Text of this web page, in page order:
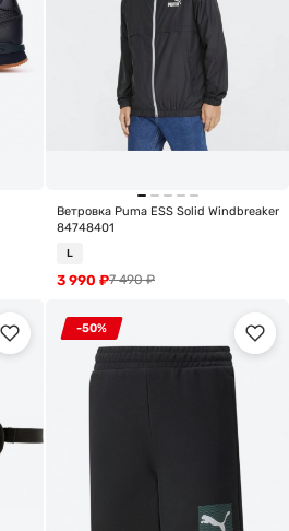
Ветровка Puma ESS Solid Windbreaker
84748401
L
7 490₽
3 990 ₽
-50%